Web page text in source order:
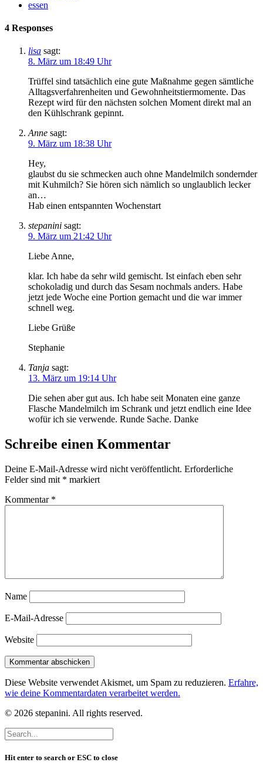
essen
4 Responses
lisa sagt:
8. März um 18:49 Uhr
Trüffel sind tatsächlich eine gute Maßnahme gegen sämtliche
Alltagsverfahrenheiten und Gewohnheitstiermomente. Das
Rezept wird für den nächsten solchen Moment direkt mal an
den Kühlschrank gepinnt.
Anne sagt:
9. März um 18:38 Uhr
Hey,
glaubst du sie schmecken auch ohne Mandelmilch sondernder
mit Kuhmilch? Sie hören sich nämlich so unglaublich lecker
an…
Hab einen entspannten Wochenstart
stepanini sagt:
9. März um 21:42 Uhr
Liebe Anne,
klar. Ich habe da sehr wild gemischt. Ist einfach eben sehr
schokoladig und durch das Sesam nochmals anders. Habe
jetzt jede Woche eine Portion gemacht und die war immer
schnell weg.
Liebe Grüße
Stephanie
Tanja sagt:
13. März um 19:14 Uhr
Die sehen aber gut aus. Ich habe seit Monaten eine ganze
Flasche Mandelmilch im Schrank und jetzt endlich eine Idee
wofür ich sie verwende. Runde Sache. Danke
Schreibe einen Kommentar
Deine E-Mail-Adresse wird nicht veröffentlicht. Erforderliche
Felder sind mit * markiert
Kommentar *
Name
E-Mail-Adresse
Website
Diese Website verwendet Akismet, um Spam zu reduzieren. Erfahre,
wie deine Kommentardaten verarbeitet werden.
© 2026 stepanini. All rights reserved.
Hit enter to search or ESC to close